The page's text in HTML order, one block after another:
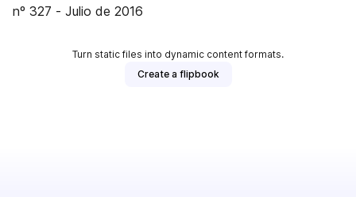
nº 327 - Julio de 2016
Turn static files into dynamic content formats.
Create a flipbook